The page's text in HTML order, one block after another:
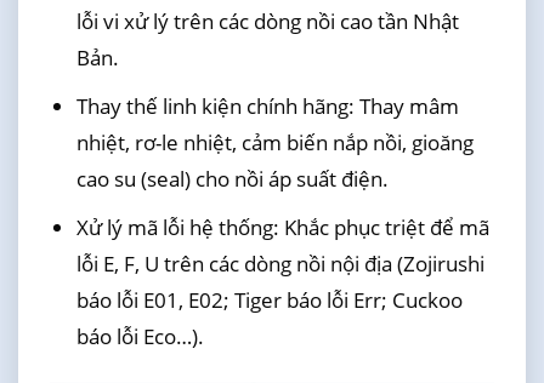
lỗi vi xử lý trên các dòng nồi cao tần Nhật
Bản.
Thay thế linh kiện chính hãng: Thay mâm
nhiệt, rơ-le nhiệt, cảm biến nắp nồi, gioăng
cao su (seal) cho nồi áp suất điện.
Xử lý mã lỗi hệ thống: Khắc phục triệt để mã
lỗi E, F, U trên các dòng nồi nội địa (Zojirushi
báo lỗi E01, E02; Tiger báo lỗi Err; Cuckoo
báo lỗi Eco…).